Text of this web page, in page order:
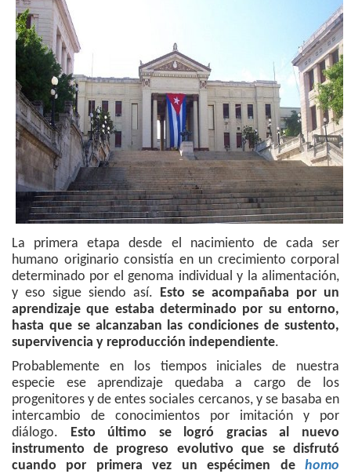
La primera etapa desde el nacimiento de cada ser
humano originario consistía en un crecimiento corporal
determinado por el genoma individual y la alimentación,
y eso sigue siendo así. Esto se acompañaba por un
aprendizaje que estaba determinado por su entorno,
hasta que se alcanzaban las condiciones de sustento,
supervivencia y reproducción independiente.
Probablemente en los tiempos iniciales de nuestra
especie ese aprendizaje quedaba a cargo de los
progenitores y de entes sociales cercanos, y se basaba en
intercambio de conocimientos por imitación y por
diálogo. Esto último se logró gracias al nuevo
instrumento de progreso evolutivo que se disfrutó
cuando por primera vez un espécimen de homo